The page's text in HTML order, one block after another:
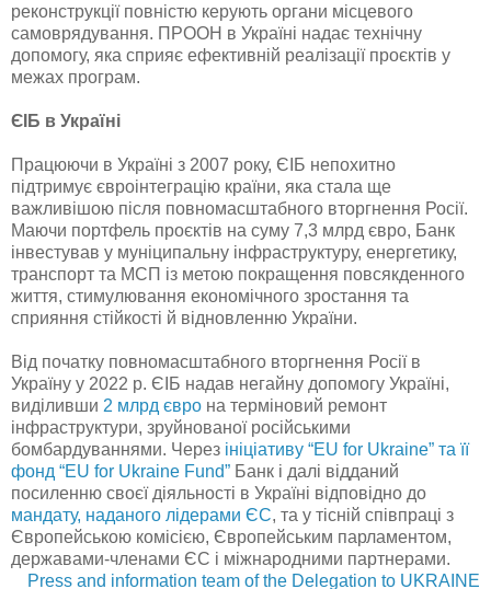
реконструкції повністю керують органи місцевого
самоврядування. ПРООН в Україні надає технічну
допомогу, яка сприяє ефективній реалізації проєктів у
межах програм.
ЄІБ в Україні
Працюючи в Україні з 2007 року, ЄІБ непохитно
підтримує євроінтеграцію країни, яка стала ще
важливішою після повномасштабного вторгнення Росії.
Маючи портфель проєктів на суму 7,3 млрд євро, Банк
інвестував у муніципальну інфраструктуру, енергетику,
транспорт та МСП із метою покращення повсякденного
життя, стимулювання економічного зростання та
сприяння стійкості й відновленню України.
Від початку повномасштабного вторгнення Росії в
Україну у 2022 р. ЄІБ надав негайну допомогу Україні,
виділивши 2 млрд євро на терміновий ремонт
інфраструктури, зруйнованої російськими
бомбардуваннями. Через ініціативу “EU for Ukraine” та її
фонд “EU for Ukraine Fund” Банк і далі відданий
посиленню своєї діяльності в Україні відповідно до
мандату, наданого лідерами ЄС, та у тісній співпраці з
Європейською комісією, Європейським парламентом,
державами-членами ЄС і міжнародними партнерами.
Press and information team of the Delegation to UKRAINE